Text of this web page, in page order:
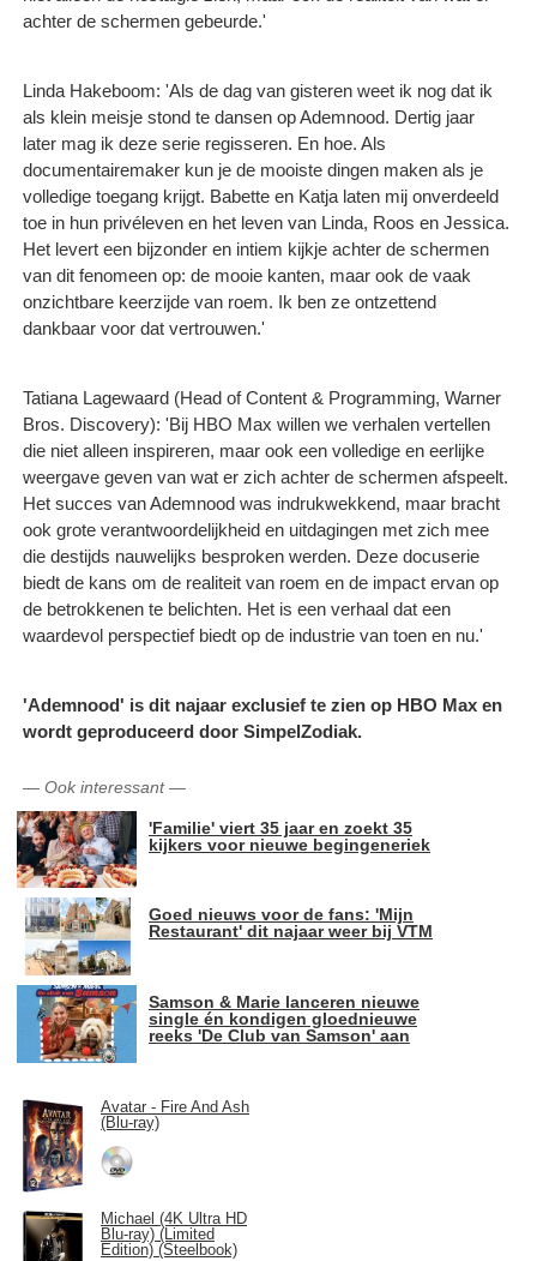
achter de schermen gebeurde.'
Linda Hakeboom: 'Als de dag van gisteren weet ik nog dat ik
als klein meisje stond te dansen op Ademnood. Dertig jaar
later mag ik deze serie regisseren. En hoe. Als
documentairemaker kun je de mooiste dingen maken als je
volledige toegang krijgt. Babette en Katja laten mij onverdeeld
toe in hun privéleven en het leven van Linda, Roos en Jessica.
Het levert een bijzonder en intiem kijkje achter de schermen
van dit fenomeen op: de mooie kanten, maar ook de vaak
onzichtbare keerzijde van roem. Ik ben ze ontzettend
dankbaar voor dat vertrouwen.'
Tatiana Lagewaard (Head of Content & Programming, Warner
Bros. Discovery): 'Bij HBO Max willen we verhalen vertellen
die niet alleen inspireren, maar ook een volledige en eerlijke
weergave geven van wat er zich achter de schermen afspeelt.
Het succes van Ademnood was indrukwekkend, maar bracht
ook grote verantwoordelijkheid en uitdagingen met zich mee
die destijds nauwelijks besproken werden. Deze docuserie
biedt de kans om de realiteit van roem en de impact ervan op
de betrokkenen te belichten. Het is een verhaal dat een
waardevol perspectief biedt op de industrie van toen en nu.'
'Ademnood' is dit najaar exclusief te zien op HBO Max en
wordt geproduceerd door SimpelZodiak.
— Ook interessant—
'Familie' viert 35 jaar en zoekt 35
kijkers voor nieuwe begingeneriek
Goed nieuws voor de fans: 'Mijn
Restaurant' dit najaar weer bij VTM
Samson & Marie lanceren nieuwe
single én kondigen gloednieuwe
reeks 'De Club van Samson' aan
Avatar - Fire And Ash
(Blu-ray)
Michael (4K Ultra HD
Blu-ray) (Limited
Edition) (Steelbook)